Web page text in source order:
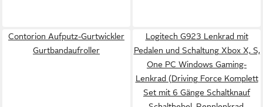
Contorion Aufputz-Gurtwickler
Gurtbandaufroller
Logitech G923 Lenkrad mit
Pedalen und Schaltung Xbox X, S,
One PC Windows Gaming-
Lenkrad (Driving Force Komplett
Set mit 6 Gänge Schaltknauf